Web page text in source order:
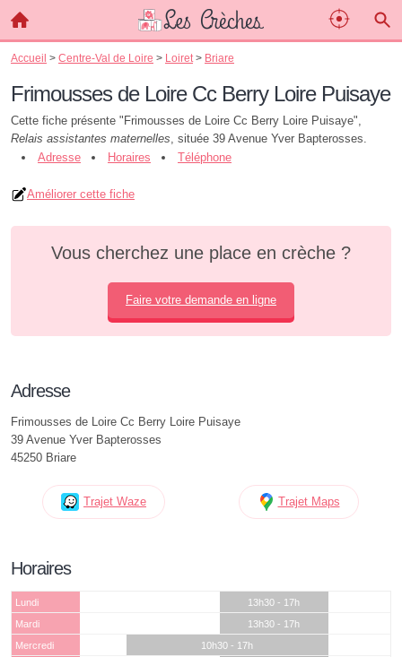
Accueil > Centre-Val de Loire > Loiret > Briare
Frimousses de Loire Cc Berry Loire Puisaye
Cette fiche présente "Frimousses de Loire Cc Berry Loire Puisaye",
Relais assistantes maternelles, située 39 Avenue Yver Bapterosses.
Adresse
Horaires Téléphone
Améliorer cette fiche
Vous cherchez une place en crèche ?
Faire votre demande en ligne
Adresse
Frimousses de Loire Cc Berry Loire Puisaye
39 Avenue Yver Bapterosses
45250 Briare
Trajet Waze Trajet Maps
Horaires
Lundi
13h30 - 17h
Mardi
13h30 - 17h
Mercredi
10h30 - 17h